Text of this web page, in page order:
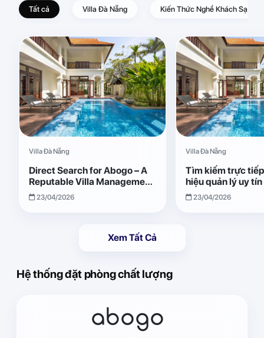
Tất cả Villa Đà Nẵng Kiến Thức Nghề Khách Sạn –
Villa Đà Nẵng
Direct Search for Abogo – A
Reputable Villa Management
Brand with Transparent and
Effective Operations
23/04/2026
Villa Đà Nẵng
Tìm kiếm trực
hiệu quản lý uy
Giải pháp vận
quả, minh bạch
23/04/2026
Xem Tất Cả
Hệ thống đặt phòng chất lượng
abogo